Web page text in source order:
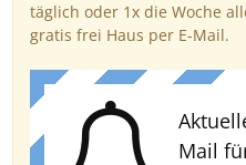
täglich oder 1x die Woche
gratis frei Haus per E-Mail.
Mail